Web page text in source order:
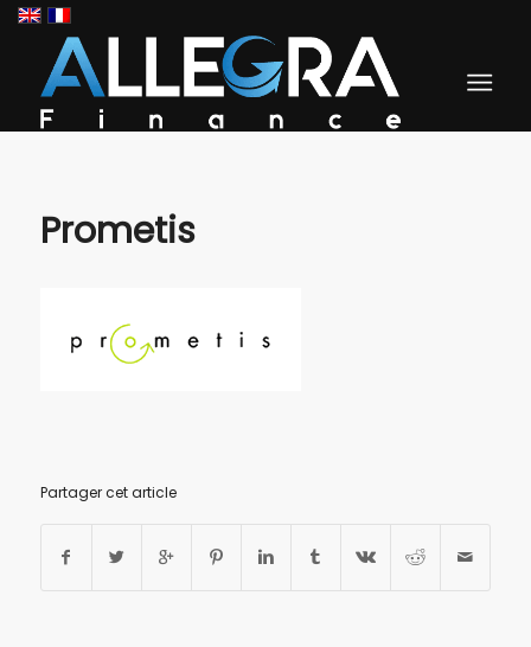
Prometis
Partager cet article